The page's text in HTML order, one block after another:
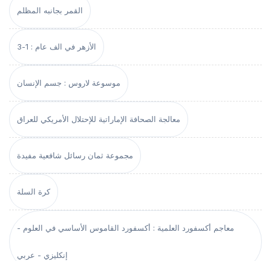
القمر بجانبه المظلم
الأزهر في الف عام : 1-3
موسوعة لاروس : جسم الإنسان
معالجة الصحافة الإماراتية للإحتلال الأمريكي للعراق
مجموعة ثمان رسائل شافعية مفيدة
كرة السلة
معاجم أكسفورد العلمية : أكسفورد القاموس الأساسي في العلوم -
إنكليزي - عربي